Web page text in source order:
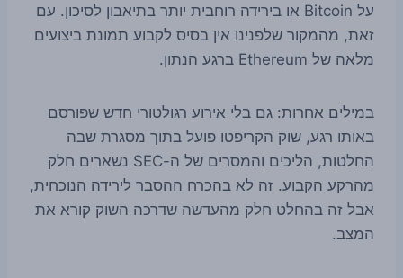
על Bitcoin או בירידה רוחבית יותר בתיאבון לסיכון. עם
זאת, מהמקור שלפנינו אין בסיס לקבוע תמונת ביצועים
מלאה של Ethereum ברגע הנתון.
במילים אחרות: גם בלי אירוע רגולטורי חדש שפורסם
באותו רגע, שוק הקריפטו פועל בתוך מסגרת שבה
החלטות, הליכים והמסרים של ה-SEC נשארים חלק
מהרקע הקבוע. זה לא בהכרח ההסבר לירידה הנוכחית,
אבל זה בהחלט חלק מהעדשה שדרכה השוק קורא את
המצב.